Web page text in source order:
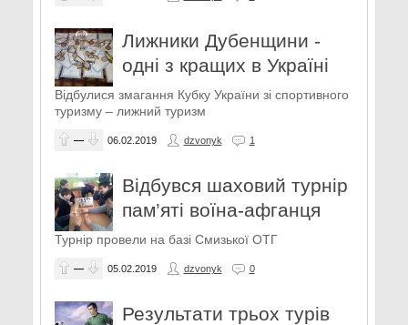
Лижники Дубенщини -
одні з кращих в Україні
Відбулися змагання Кубку України зі спортивного
туризму – лижний туризм
— 06.02.2019 dzvonyk 1
Відбувся шаховий турнір
пам’яті воїна-афганця
Турнір провели на базі Смизької ОТГ
— 05.02.2019 dzvonyk 0
Результати трьох турів